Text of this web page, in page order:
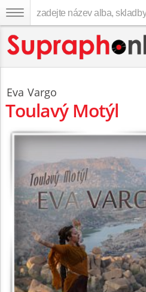
Eva Vargo
Toulavý Motýl